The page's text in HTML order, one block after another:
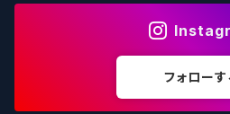
サンクトガーレン - Sankt Gallen
ウェストコーストブルーイング -WCB
Hop Nation ホップネーション
Brewski ブリュースキー
Marble / マーブル
Buxton - バクストン
8 Wired エイトワイアード
Isthmus イスムス
ODIN BREWING オディン
Electric Bicycle エレクトリックバイ
Plank プランク
Tucher トゥーハー
フォローす